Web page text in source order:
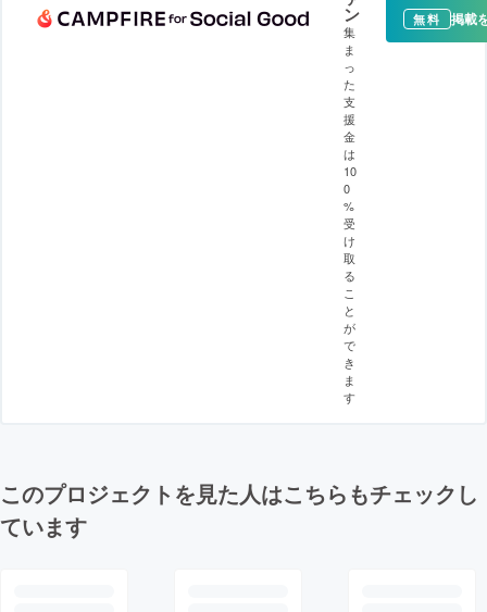
ン
集
ま
っ
た
支
援
金
は
10
0
%
受
け
取
る
こ
と
が
で
き
ま
す
無料 掲載
このプロジェクトを見た人はこちらもチェックし
ています